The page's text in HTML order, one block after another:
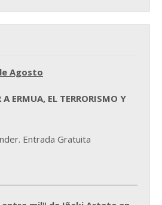
Agosto
A ERMUA, EL TERRORISMO Y
Entrada Gratuita